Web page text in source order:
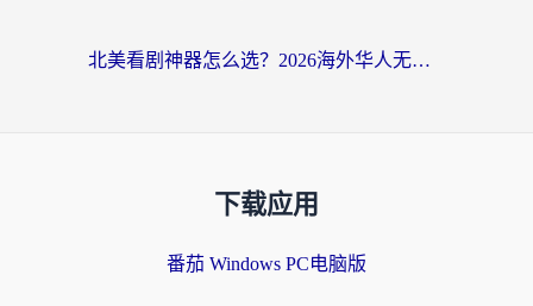
北美看剧神器怎么选？2026海外华人无缝访问国内资源全攻略
下载应用
番茄 Windows PC电脑版